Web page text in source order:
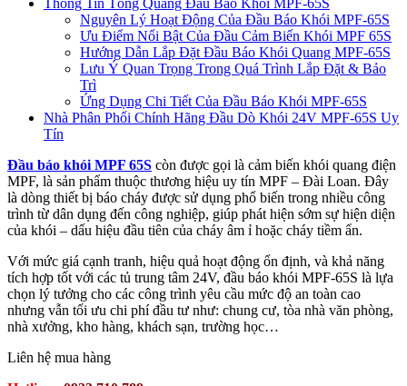
Thông Tin Tổng Quang Đầu Báo Khói MPF-65S
Nguyên Lý Hoạt Động Của Đầu Báo Khói MPF‑65S
Ưu Điểm Nổi Bật Của Đầu Cảm Biến Khói MPF 65S
Hướng Dẫn Lắp Đặt Đầu Báo Khói Quang MPF‑65S
Lưu Ý Quan Trọng Trong Quá Trình Lắp Đặt & Bảo
Trì
Ứng Dụng Chi Tiết Của Đầu Báo Khói MPF‑65S
Nhà Phân Phối Chính Hãng Đầu Dò Khói 24V MPF-65S Uy
Tín
Đầu báo khói MPF 65S còn được gọi là cảm biến khói quang điện
MPF, là sản phẩm thuộc thương hiệu uy tín MPF – Đài Loan. Đây
là dòng thiết bị báo cháy được sử dụng phổ biến trong nhiều công
trình từ dân dụng đến công nghiệp, giúp phát hiện sớm sự hiện diện
của khói – dấu hiệu đầu tiên của cháy âm ỉ hoặc cháy tiềm ẩn.
Với mức giá cạnh tranh, hiệu quả hoạt động ổn định, và khả năng
tích hợp tốt với các tủ trung tâm 24V, đầu báo khói MPF‑65S là lựa
chọn lý tưởng cho các công trình yêu cầu mức độ an toàn cao
nhưng vẫn tối ưu chi phí đầu tư như: chung cư, tòa nhà văn phòng,
nhà xưởng, kho hàng, khách sạn, trường học…
Liên hệ mua hàng